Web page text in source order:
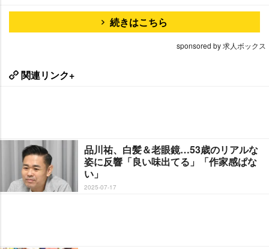
続きはこちら
sponsored by 求人ボックス
関連リンク+
品川祐、白髪＆老眼鏡…53歳のリアルな
姿に反響「良い味出てる」「作家感ぱな
い」
2025-07-17